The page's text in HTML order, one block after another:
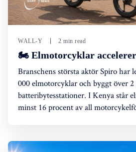
WALL-Y 2 min read
🏍️ Elmotorcyklar
Branschens största aktör Spiro har
000 elmotorcyklar och byggt över 2
batteribytesstationer. I Kenya står
minst 16 procent av all